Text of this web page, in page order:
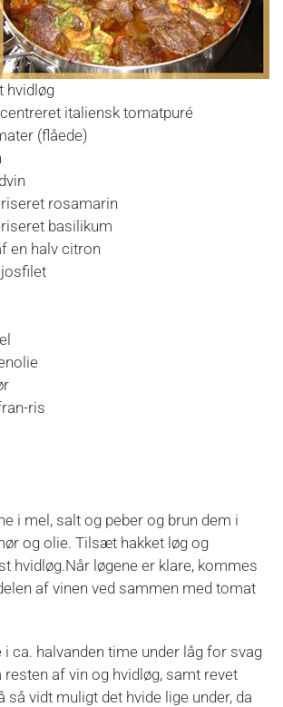
hvidløg
italiensk tomatpuré
(flåede)
rosamarin
basilikum
en halv citron
ris
i mel, salt og peber og brun dem i
og olie. Tilsæt hakket løg og
hvidløg.Når løgene er klare, kommes
af vinen ved sammen med tomat
i ca. halvanden time under låg for svag
af vin og hvidløg, samt revet
så vidt muligt det hvide lige under, da